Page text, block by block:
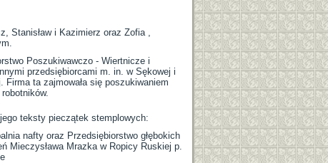
Stanisław i Kazimierz oraz Zofia ,
Poszukiwawczo - Wiertnicze i
przedsiębiorcami m. in. w Sękowej i
ta zajmowała się poszukiwaniem
teksty pieczątek stemplowych:
nafty oraz Przedsiębiorstwo głębokich
Mieczysława Mrazka w Ropicy Ruskiej p.